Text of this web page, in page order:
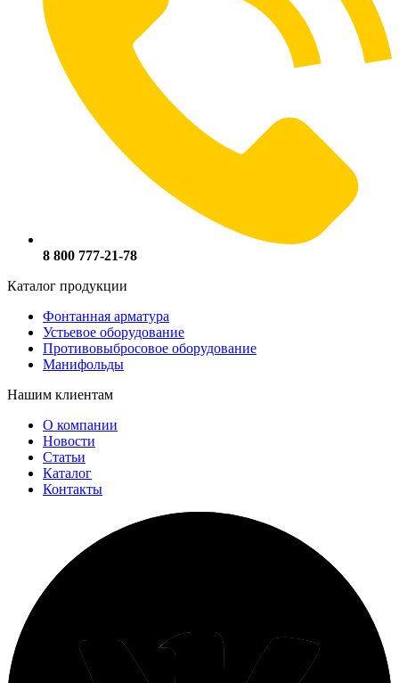
8 800 777-21-78
Каталог продукции
Фонтанная арматура
Устьевое оборудование
Противовыбросовое оборудование
Манифольды
Нашим клиентам
О компании
Новости
Статьи
Каталог
Контакты